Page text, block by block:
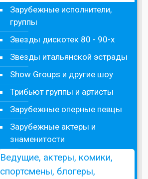
Зарубежные исполнители,
группы
Звезды дискотек 80 - 90-х
Звезды итальянской эстрады
Show Groups и другие шоу
Трибьют группы и артисты
Зарубежные оперные певцы
Зарубежные актеры и
знаменитости
Ведущие, актеры, комики,
спортсмены, блогеры,